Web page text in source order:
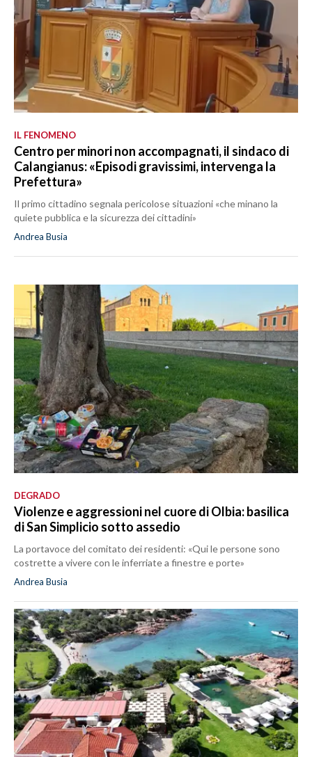
IL FENOMENO
Centro per minori non accompagnati, il sindaco di
Calangianus: «Episodi gravissimi, intervenga la
Prefettura»
Il primo cittadino segnala pericolose situazioni «che minano la
quiete pubblica e la sicurezza dei cittadini»
Andrea Busia
DEGRADO
Violenze e aggressioni nel cuore di Olbia: basilica
di San Simplicio sotto assedio
La portavoce del comitato dei residenti: «Qui le persone sono
costrette a vivere con le inferriate a finestre e porte»
Andrea Busia